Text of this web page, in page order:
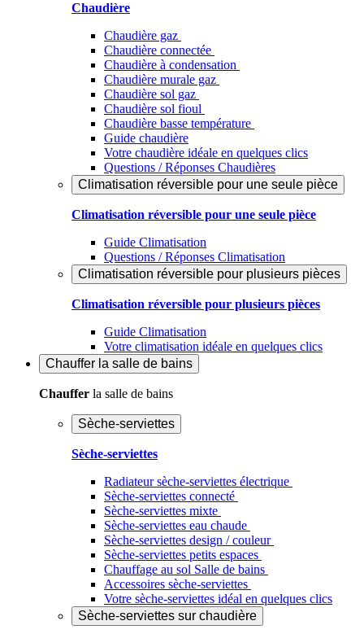
Chaudière
Chaudière gaz
Chaudière connectée
Chaudière à condensation
Chaudière murale gaz
Chaudière sol gaz
Chaudière sol fioul
Chaudière basse température
Guide chaudière
Votre chaudière idéale en quelques clics
Questions / Réponses Chaudières
Climatisation réversible pour une seule pièce
Climatisation réversible pour une seule pièce
Guide Climatisation
Questions / Réponses Climatisation
Climatisation réversible pour plusieurs pièces
Climatisation réversible pour plusieurs pièces
Guide Climatisation
Votre climatisation idéale en quelques clics
Chauffer la salle de bains
Chauffer la salle de bains
Sèche-serviettes
Sèche-serviettes
Radiateur sèche-serviettes électrique
Sèche-serviettes connecté
Sèche-serviettes mixte
Sèche-serviettes eau chaude
Sèche-serviettes design / couleur
Sèche-serviettes petits espaces
Chauffage au sol Salle de bains
Accessoires sèche-serviettes
Votre sèche-serviettes idéal en quelques clics
Sèche-serviettes sur chaudière